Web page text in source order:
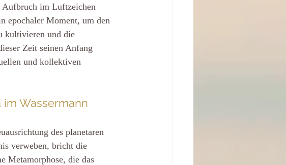
Aufbruch im Luftzeichen
epochaler Moment, um den
kultivieren und die
Zeit seinen Anfang
und kollektiven
Wassermann
des planetaren
verweben, bricht die
Metamorphose, die das